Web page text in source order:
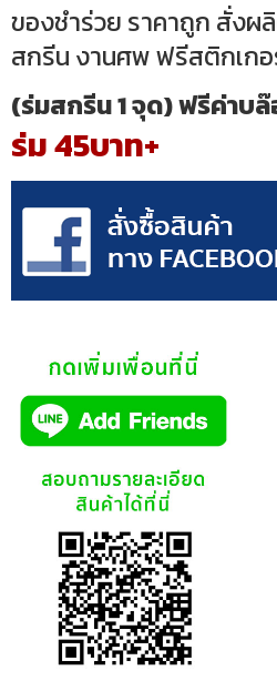
ของชำร่วย ราคาถูก สั่งผ
สกรีน งานศพ ฟรีสติกเก
(ร่มสกรีน 1 จุด) ฟรีค่าบ
ร่ม 45บาท+